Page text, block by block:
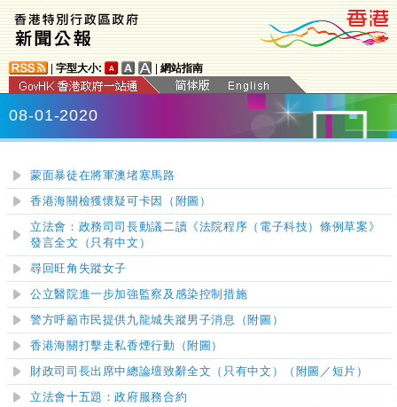
字型大小: 網站指南
08-01-2020
蒙面暴徒在將軍澳堵塞馬路
香港海關檢獲懷疑可卡因（附圖）
立法會：政務司司長動議二讀《法院程序（電子科技）條例草案》
發言全文（只有中文）
尋回旺角失蹤女子
公立醫院進一步加強監察及感染控制措施
警方呼籲市民提供九龍城失蹤男子消息（附圖）
香港海關打擊走私香煙行動（附圖）
財政司司長出席中總論壇致辭全文（只有中文）（附圖／短片）
立法會十五題：政府服務合約